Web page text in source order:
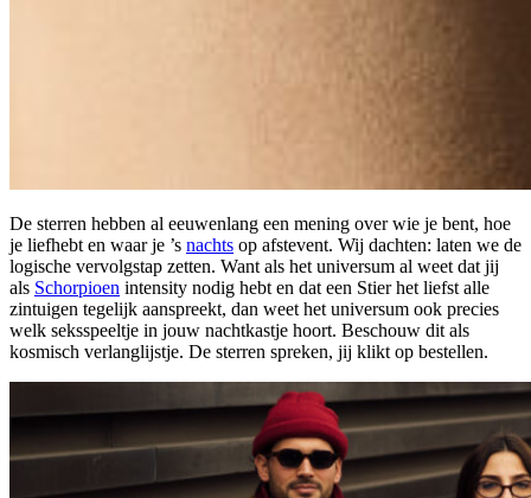
De sterren hebben al eeuwenlang een mening over wie je bent, hoe
je liefhebt en waar je ’s nachts op afstevent. Wij dachten: laten we de
logische vervolgstap zetten. Want als het universum al weet dat jij
als Schorpioen intensity nodig hebt en dat een Stier het liefst alle
zintuigen tegelijk aanspreekt, dan weet het universum ook precies
welk seksspeeltje in jouw nachtkastje hoort. Beschouw dit als
kosmisch verlanglijstje. De sterren spreken, jij klikt op bestellen.